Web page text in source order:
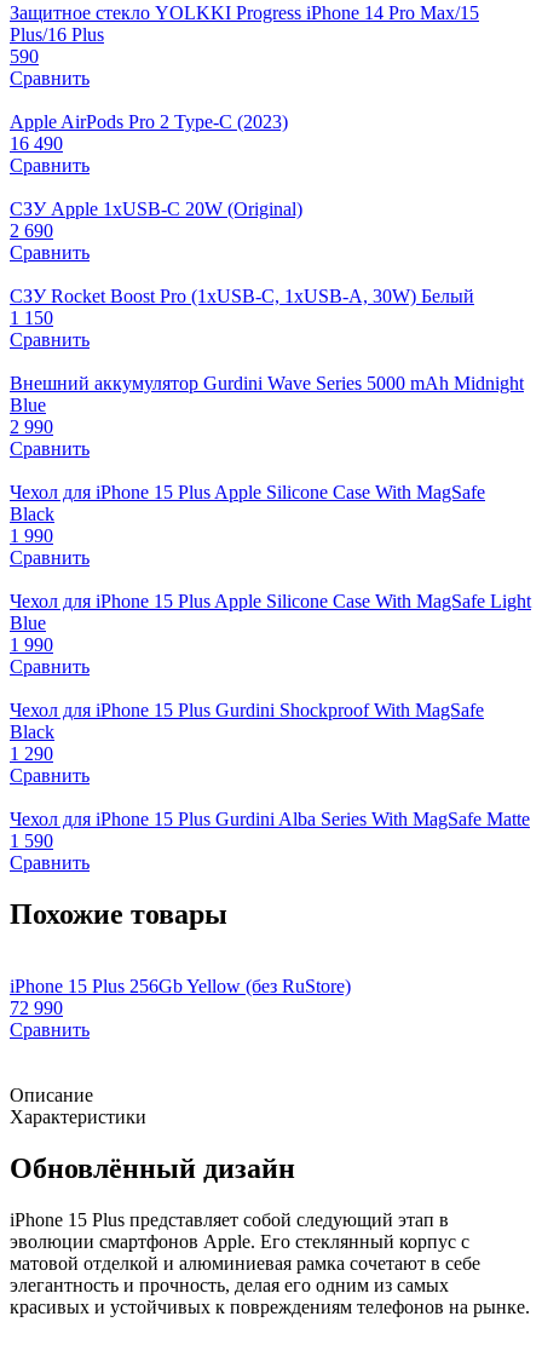
Защитное стекло YOLKKI Progress iPhone 14 Pro Max/15
Plus/16 Plus
590
Сравнить
Apple AirPods Pro 2 Type-C (2023)
16 490
Сравнить
СЗУ Apple 1xUSB-C 20W (Original)
2 690
Сравнить
СЗУ Rocket Boost Pro (1xUSB-C, 1xUSB-A, 30W) Белый
1 150
Сравнить
Внешний аккумулятор Gurdini Wave Series 5000 mAh Midnight
Blue
2 990
Сравнить
Чехол для iPhone 15 Plus Apple Silicone Case With MagSafe
Black
1 990
Сравнить
Чехол для iPhone 15 Plus Apple Silicone Case With MagSafe Light
Blue
1 990
Сравнить
Чехол для iPhone 15 Plus Gurdini Shockproof With MagSafe
Black
1 290
Сравнить
Чехол для iPhone 15 Plus Gurdini Alba Series With MagSafe Matte
1 590
Сравнить
Похожие товары
iPhone 15 Plus 256Gb Yellow (без RuStore)
72 990
Сравнить
Описание
Характеристики
Обновлённый дизайн
iPhone 15 Plus представляет собой следующий этап в
эволюции смартфонов Apple. Его стеклянный корпус с
матовой отделкой и алюминиевая рамка сочетают в себе
элегантность и прочность, делая его одним из самых
красивых и устойчивых к повреждениям телефонов на рынке.